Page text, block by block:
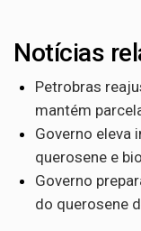
Notícias
Petrobras
mantém
Governo eleva
querosene e
Governo
do querosene